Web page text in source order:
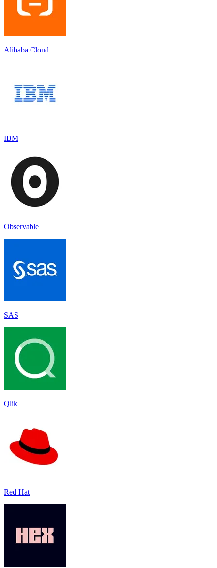
Alibaba Cloud
IBM
Observable
SAS
Qlik
Red Hat